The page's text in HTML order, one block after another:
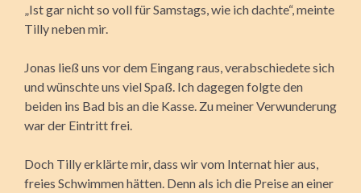
„Ist gar nicht so voll für Samstags, wie ich dachte“, meinte
Tilly neben mir.
Jonas ließ uns vor dem Eingang raus, verabschiedete sich
und wünschte uns viel Spaß. Ich dagegen folgte den
beiden ins Bad bis an die Kasse. Zu meiner Verwunderung
war der Eintritt frei.
Doch Tilly erklärte mir, dass wir vom Internat hier aus,
freies Schwimmen hätten. Denn als ich die Preise an einer